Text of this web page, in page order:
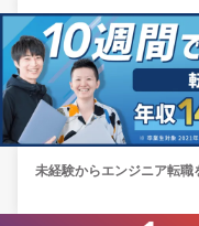
未経験からエンジニア転